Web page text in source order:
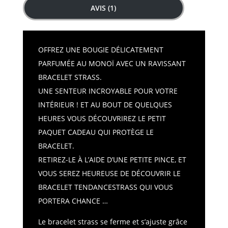
AVIS (1)
OFFREZ UNE BOUGIE DÉLICATEMENT
PARFUMÉE AU MONOÏ AVEC UN RAVISSANT
BRACELET STRASS.
UNE SENTEUR INCROYABLE POUR VOTRE
INTÉRIEUR ! ET AU BOUT DE QUELQUES
HEURES VOUS DÉCOUVRIREZ LE PETIT
PAQUET CADEAU QUI PROTÈGE LE
BRACELET.
RETIREZ-LE À L’AIDE D’UNE PETITE PINCE, ET
VOUS SEREZ HEUREUSE DE DÉCOUVRIR LE
BRACELET TENDANCESTRASS QUI VOUS
PORTERA CHANCE …
Le bracelet strass se ferme et s’ajuste grâce